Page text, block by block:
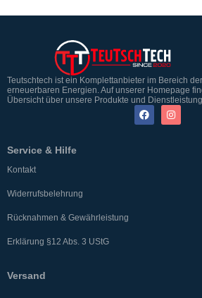
Teutschtech ist ein Komplettanbieter im Bereich
erneuerbaren Energien. Auf unserer Homepage
Übersicht über unsere Produkte und
Service & Hilfe
Kontakt
Widerrufsbelehrung
Rücknahmen & Gewährleistung
Erklärung §12 Abs. 3 UStG
Versand